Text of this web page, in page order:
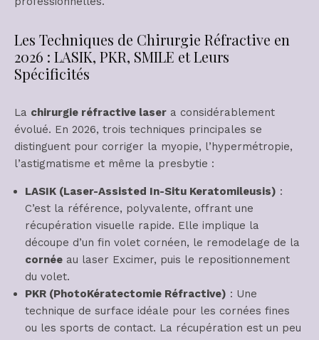
Les Techniques de Chirurgie Réfractive en
2026 : LASIK, PKR, SMILE et Leurs
Spécificités
La chirurgie réfractive laser a considérablement
évolué. En 2026, trois techniques principales se
distinguent pour corriger la myopie, l’hypermétropie,
l’astigmatisme et même la presbytie :
LASIK (Laser-Assisted In-Situ Keratomileusis) :
C’est la référence, polyvalente, offrant une
récupération visuelle rapide. Elle implique la
découpe d’un fin volet cornéen, le remodelage de la
cornée au laser Excimer, puis le repositionnement
du volet.
PKR (PhotoKératectomie Réfractive) : Une
technique de surface idéale pour les cornées fines
ou les sports de contact. La récupération est un peu